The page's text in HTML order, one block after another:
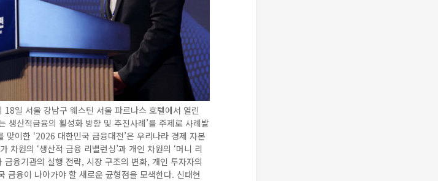
일 서울 강남구 웨스틴 서울 파르나스 호텔에서 열린
생산적금융의 활성화 방향 및 추진사례’를 주제로 사례발
이한 ‘2026 대한민국 금융대전’은 우리나라 경제 자본
차원의 ‘생산적 금융 리밸런싱’과 개인 차원의 ‘머니 리
융기관의 실행 전략, 시장 구조의 변화, 개인 투자자의
금융이 나아가야 할 새로운 균형점을 모색한다. 신태현